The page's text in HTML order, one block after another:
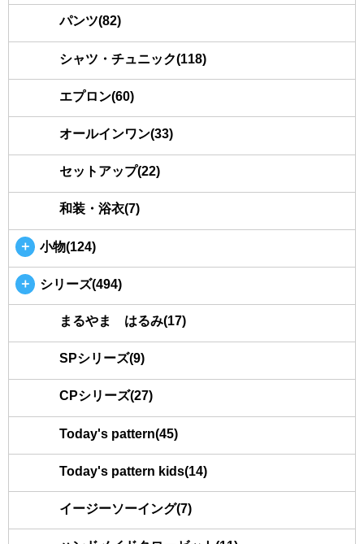
パンツ(82)
シャツ・チュニック(118)
エプロン(60)
オールインワン(33)
セットアップ(22)
和装・浴衣(7)
＋ 小物(124)
＋ シリーズ(494)
まるやま はるみ(17)
SPシリーズ(9)
CPシリーズ(27)
Today's pattern(45)
Today's pattern kids(14)
イージーソーイング(7)